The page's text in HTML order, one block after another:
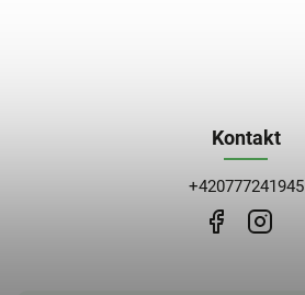
Kontakt
+420777241945